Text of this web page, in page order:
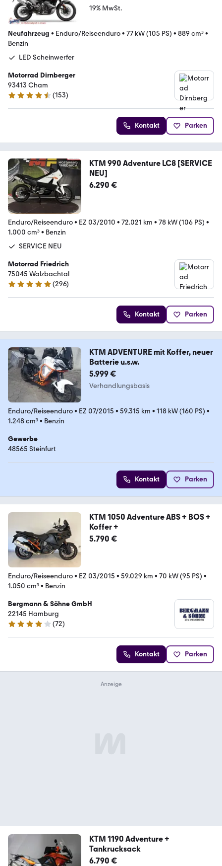
19% MwSt.
Neufahrzeug • Enduro/Reiseenduro• 77 kW (105 PS) • 889 cm³•
Benzin
LED Scheinwerfer
Motorrad Dirnberger
93413 Cham
4.7 Sterne
(153)
Kontakt Parken
KTM 990 Adventure LC8 [SERVICE
NEU]
6.290 €
Enduro/Reiseenduro• EZ 03/2010 • 72.021 km • 78 kW (106 PS) •
1.000 cm³• Benzin
SERVICE NEU
Motorrad Friedrich
75045 Walzbachtal
4.8 Sterne
(296)
Kontakt Parken
KTM ADVENTURE mit Koffer, neuer
Batterie u.s.w.
5.999 €
Verhandlungsbasis
Enduro/Reiseenduro• EZ 07/2015 • 59.315 km • 118 kW (160 PS) •
1.248 cm³• Benzin
Gewerbe
48565 Steinfurt
Kontakt Parken
KTM 1050 Adventure ABS + BOS +
Koffer +
5.790 €
Enduro/Reiseenduro• EZ 03/2015 • 59.029 km • 70 kW (95 PS) •
1.050 cm³• Benzin
Bergmann & Söhne GmbH
22145 Hamburg
4.2 Sterne
(72)
Kontakt Parken
KTM 1190 Adventure +
Tankrucksack
6.790 €